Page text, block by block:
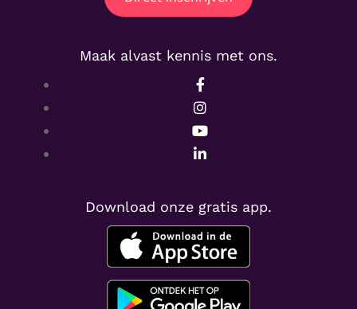
Maak alvast kennis met ons.
Download onze gratis app.